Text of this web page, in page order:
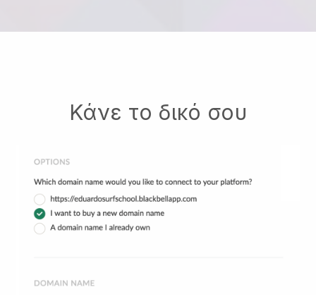
Κάνε το δικό σου